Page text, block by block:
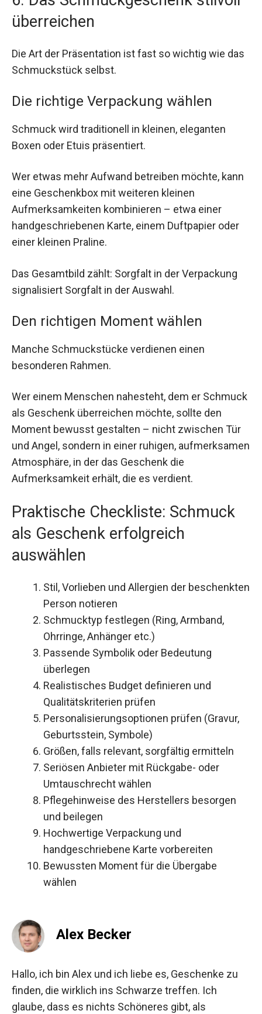
überreichen
Die Art der Präsentation ist fast so wichtig wie das
Schmuckstück selbst.
Die richtige Verpackung wählen
Schmuck wird traditionell in kleinen, eleganten
Boxen oder Etuis präsentiert.
Wer etwas mehr Aufwand betreiben möchte, kann
eine Geschenkbox mit weiteren kleinen
Aufmerksamkeiten kombinieren – etwa einer
handgeschriebenen Karte, einem Duftpapier oder
einer kleinen Praline.
Das Gesamtbild zählt: Sorgfalt in der Verpackung
signalisiert Sorgfalt in der Auswahl.
Den richtigen Moment wählen
Manche Schmuckstücke verdienen einen
besonderen Rahmen.
Wer einem Menschen nahesteht, dem er Schmuck
als Geschenk überreichen möchte, sollte den
Moment bewusst gestalten – nicht zwischen Tür
und Angel, sondern in einer ruhigen, aufmerksamen
Atmosphäre, in der das Geschenk die
Aufmerksamkeit erhält, die es verdient.
Praktische Checkliste: Schmuck
als Geschenk erfolgreich
auswählen
Stil, Vorlieben und Allergien der beschenkten
Person notieren
Schmucktyp festlegen (Ring, Armband,
Ohrringe, Anhänger etc.)
Passende Symbolik oder Bedeutung
überlegen
Realistisches Budget definieren und
Qualitätskriterien prüfen
Personalisierungsoptionen prüfen (Gravur,
Geburtsstein, Symbole)
Größen, falls relevant, sorgfältig ermitteln
Seriösen Anbieter mit Rückgabe- oder
Umtauschrecht wählen
Pflegehinweise des Herstellers besorgen
und beilegen
Hochwertige Verpackung und
handgeschriebene Karte vorbereiten
Bewussten Moment für die Übergabe
wählen
Alex Becker
Hallo, ich bin Alex und ich liebe es, Geschenke zu
finden, die wirklich ins Schwarze treffen. Ich
glaube, dass es nichts Schöneres gibt, als